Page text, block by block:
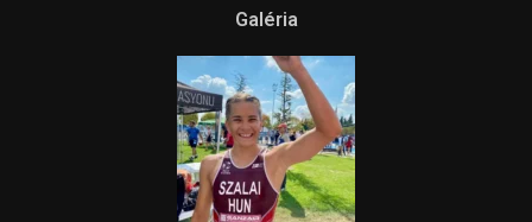
Galéria